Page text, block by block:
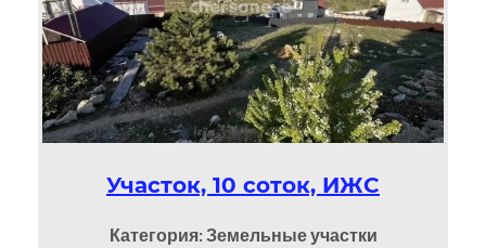
Участок, 10 соток, ИЖС
Категория: Земельные участки